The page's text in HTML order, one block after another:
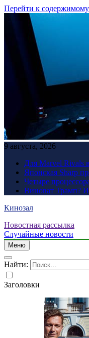
Перейти к содержимому
9 августа, 2026
Для Marvel Rivals
Японская Sharp
Четыре
Виноват Трамп?
Кинозал
Новостная рассылка
Случайные новости
Меню
Найти:
Заголовки